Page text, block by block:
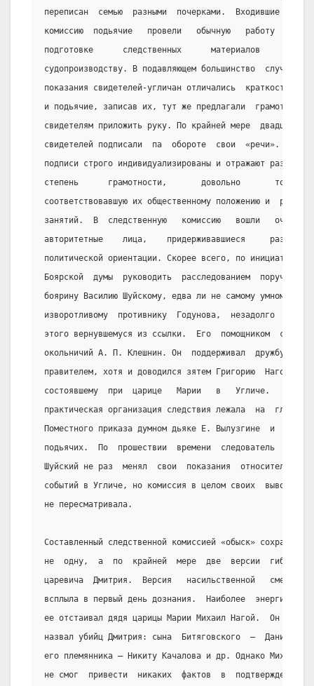
переписан  семью  разными  почерками.  Входившие   в
комиссию  подьячие   провели   обычную   работу   по
подготовке      следственных      материалов       к
судопроизводству. В подавляющем большинство  случаев
показания свидетелей-угличан отличались  краткостью,
и подьячие, записав их, тут же предлагали  грамотным
свидетелям приложить руку. По крайней мере  двадцать
свидетелей подписали  па  обороте  свои  «речи».  Их
подписи строго индивидуализированы и отражают разную
степень      грамотности,       довольно       точно
соответствовавшую их общественному положению и  роду
занятий.  В  следственную   комиссию   вошли   очень
авторитетные    лица,    придерживавшиеся     разной
политической ориентации. Скорее всего, по инициативе
Боярской  думы  руководить  расследованием  поручили
боярину Василию Шуйскому, едва ли не самому умному и
изворотливому  противнику  Годунова,  незадолго   до
этого вернувшемуся из ссылки.  Его  помощником  стал
окольничий А. П. Клешнин. Он  поддерживал  дружбу  с
правителем, хотя и доводился зятем Григорию  Нагому,
состоявшему  при  царице   Марии   в   Угличе.   Вся
практическая организация следствия лежала  на  главе
Поместного приказа думном дьяке Е. Вылузгине  и  его
подьячих.  По  прошествии  времени  следователь   В.
Шуйский не раз  менял  свои  показания  относительно
событий в Угличе, но комиссия в целом своих  выводов
не пересматривала.
Составленный следственной комиссией «обыск» сохранил
не  одну,  а  по  крайней  мере  две  версии  гибели
царевича  Дмитрия.  Версия   насильственной   смерти
всплыла в первый день дознания.  Наиболее  энергично
ее отстаивал дядя царицы Марии Михаил Нагой.  Он  же
назвал убийц Дмитрия: сына  Битяговского  —  Данилу,
его племянника — Никиту Качалова и др. Однако Михаил
не смог  привести  никаких  фактов  в  подтверждение